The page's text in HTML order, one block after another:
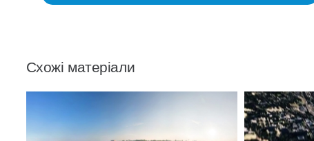
Схожі матеріали